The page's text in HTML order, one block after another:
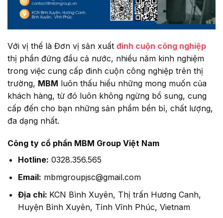
Với vị thế là Đơn vị sản xuất đinh cuộn công nghiệp
thị phần đứng đầu cả nước, nhiều năm kinh nghiệm
trong việc cung cấp đinh cuộn công nghiệp trên thị
trường, MBM luôn thấu hiểu những mong muốn của
khách hàng, từ đó luôn không ngừng bổ sung, cung
cấp đến cho bạn những sản phẩm bền bỉ, chất lượng,
đa dạng nhất.
Công ty cổ phần MBM Group Việt Nam
Hotline: 0328.356.565
Email: mbmgroupjsc@gmail.com
Địa chỉ: KCN Bình Xuyên, Thị trấn Hương Canh,
Huyện Bình Xuyên, Tỉnh Vĩnh Phúc, Vietnam